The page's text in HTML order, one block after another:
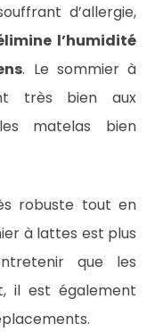
d’allergie,
l’humidité
. Le sommier à
très bien aux
matelas bien
robuste tout en
à lattes est plus
que les
il est également